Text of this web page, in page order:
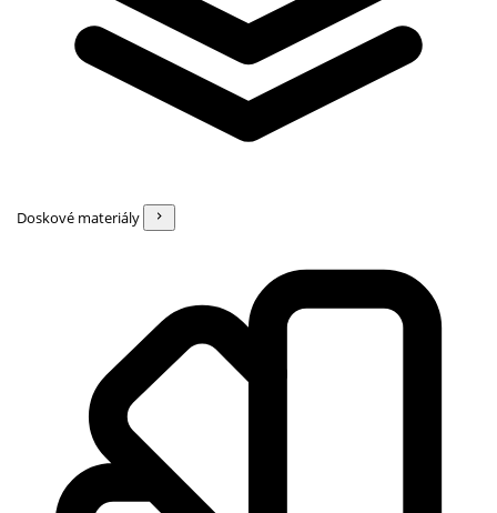
Doskové materiály